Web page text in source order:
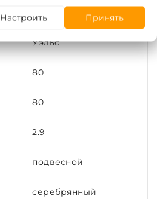
Уэльс
80
80
2.9
подвесной
серебрянный
Настроить Принять